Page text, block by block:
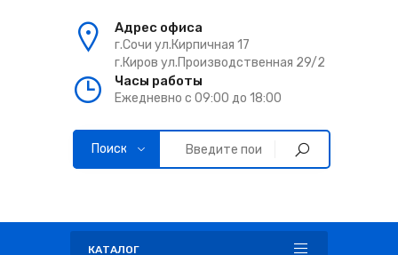
Адрес офиса
г.Сочи ул.Кирпичная 17
г.Киров ул.Производственная 29/2
Часы работы
Ежедневно с 09:00 до 18:00
КАТАЛОГ